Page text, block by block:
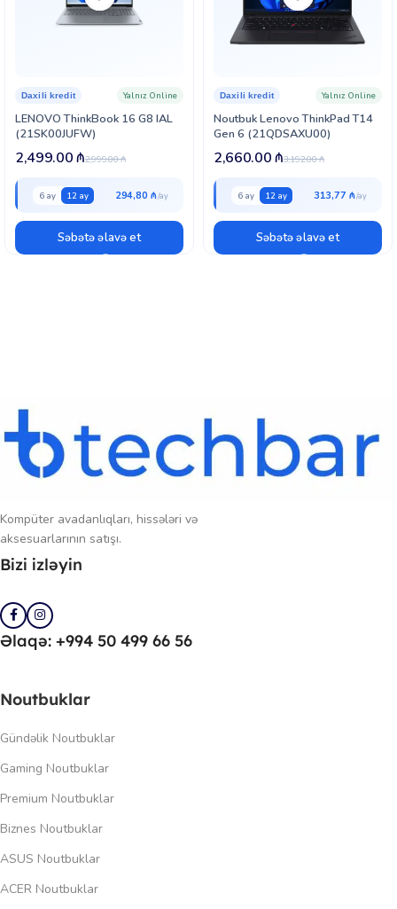
LENOVO ThinkBook 16 G8 IAL
(21SK00JUFW)
Daxili kredit Yalnız Online
2,999.00₼
2,499.00₼
6 ay 12 ay 294,80 ₼
Səbətə əlavə et
Noutbuk Lenovo ThinkPad T14
Gen 6 (21QDSAXU00)
Daxili kredit Yalnız Online
3,192.00₼
2,660.00₼
6 ay 12 ay 313,77 ₼
Səbətə əlavə et
Kompüter avadanlıqları, hissələri və
aksesuarlarının satışı.
Bizi izləyin
Əlaqə: +994 50 499 66 56
Noutbuklar
Gündəlik Noutbuklar
Gaming Noutbuklar
Premium Noutbuklar
Biznes Noutbuklar
ASUS Noutbuklar
ACER Noutbuklar